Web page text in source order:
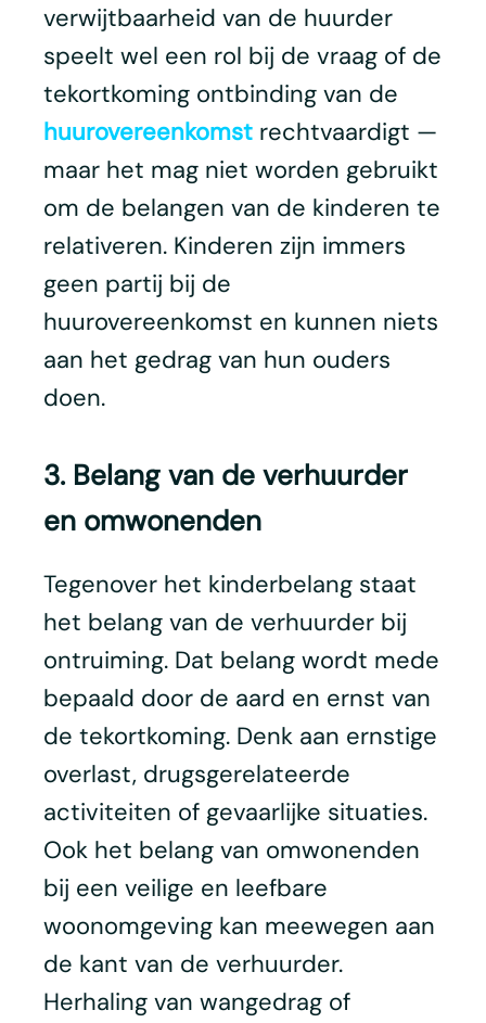
verwijtbaarheid van de huurder
speelt wel een rol bij de vraag of de
tekortkoming ontbinding van de
huurovereenkomst rechtvaardigt —
maar het mag niet worden gebruikt
om de belangen van de kinderen te
relativeren. Kinderen zijn immers
geen partij bij de
huurovereenkomst en kunnen niets
aan het gedrag van hun ouders
doen.
3. Belang van de verhuurder
en omwonenden
Tegenover het kinderbelang staat
het belang van de verhuurder bij
ontruiming. Dat belang wordt mede
bepaald door de aard en ernst van
de tekortkoming. Denk aan ernstige
overlast, drugsgerelateerde
activiteiten of gevaarlijke situaties.
Ook het belang van omwonenden
bij een veilige en leefbare
woonomgeving kan meewegen aan
de kant van de verhuurder.
Herhaling van wangedrag of